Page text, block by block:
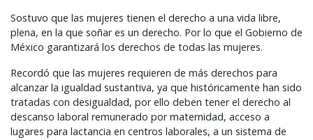
Sostuvo que las mujeres tienen el derecho a una vida libre,
plena, en la que soñar es un derecho. Por lo que el Gobierno de
México garantizará los derechos de todas las mujeres.
Recordó que las mujeres requieren de más derechos para
alcanzar la igualdad sustantiva, ya que históricamente han sido
tratadas con desigualdad, por ello deben tener el derecho al
descanso laboral remunerado por maternidad, acceso a
lugares para lactancia en centros laborales, a un sistema de